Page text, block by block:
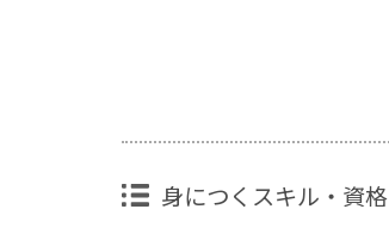
身につくスキル・資格